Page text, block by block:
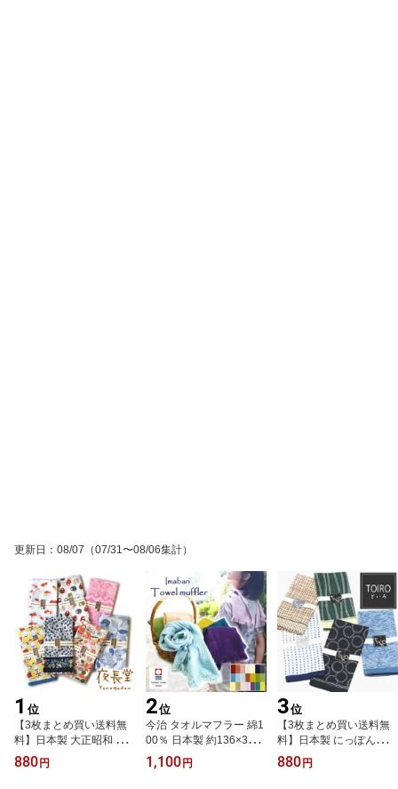
更新日 ： 08/07 （07/31〜08/06集計）
1 位
【3枚まとめ買い送料無
料】日本製 大正昭和 レ
トロモダン 大判ハンカチ
〔夜長堂〕 綿100％ 58×
880円
2位
今治 タオルマフラー 綿1
00％ 日本製 約136×32c
m たおるマフラー 体温調
節 保温性 吸水性 吸汗 通
1,100円
3位
【3枚まとめ買い送料無
料】日本製 にっぽんの
大判ハンカチ〔TOIROと
いろ〕綿100％ 約58×58
880円